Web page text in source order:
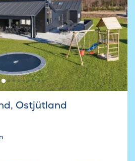
Ostjütland